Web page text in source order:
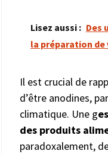
Lisez aussi : Des
la préparation
Il est crucial de
d’être anodines,
climatique. Une g
des produits
paradoxalement,